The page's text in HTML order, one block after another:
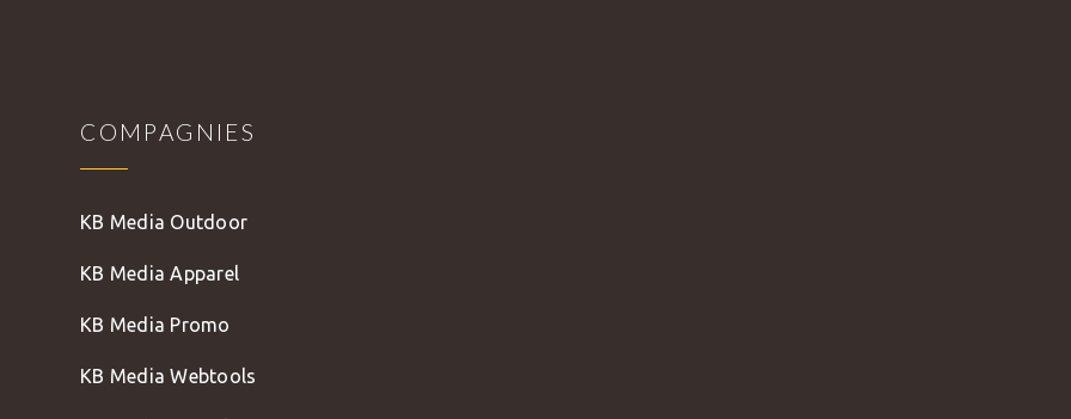
COMPAGNIES
KB Media Outdoor
KB Media Apparel
KB Media Promo
KB Media Webtools